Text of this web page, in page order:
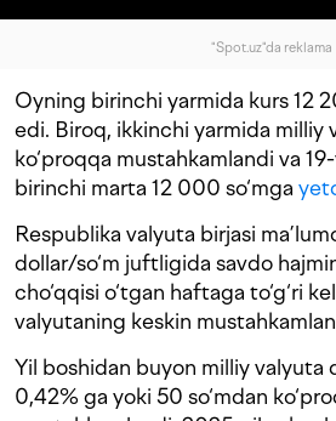
"Spot.uz"da reklama
Oyning birinchi yarmida kurs 12
edi. Biroq, ikkinchi yarmida milliy
ko‘proqqa mustahkamlandi va
birinchi marta 12 000 so‘mga
Respublika valyuta birjasi
dollar/so‘m juftligida savdo
cho‘qqisi o‘tgan haftaga to‘g‘ri
valyutaning keskin
Yil boshidan buyon milliy valyuta
0,42% ga yoki 50 so‘mdan